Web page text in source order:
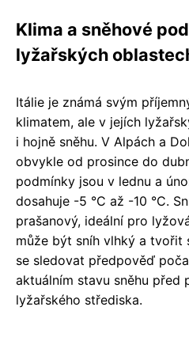
Klima a sněhové
lyžařských
Itálie je známá svým
klimatem, ale v jejích
i hojně sněhu. V Alpách a
obvykle od prosince do
podmínky jsou v lednu a
dosahuje -5 °C až -10 °C.
prašanový, ideální pro
může být sníh vlhký a tvořit
se sledovat předpověď
aktuálním stavu sněhu před
lyžařského střediska.